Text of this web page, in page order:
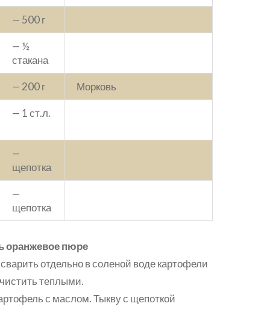
— 500 г
— ½
стакана
— 200 г Морковь
— 1 ст.л.
—
щепотка
—
щепотка
оранжевое пюре
отдельно в соленой воде картофели
теплыми.
с маслом. Тыкву с щепоткой